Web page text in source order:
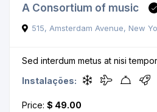
A Consortium of music
515, Amsterdam Avenue, New
Sed interdum metus at nisi
Instalações:
Price: $ 49.00